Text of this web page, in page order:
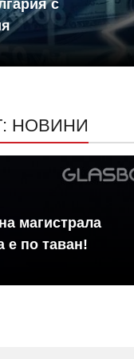
с
НОВИНИ
магистрала
е по таван!